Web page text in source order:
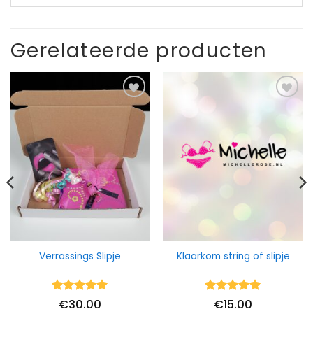
Gerelateerde producten
Verrassings Slipje
Waardering
uit 5
€30.00
Klaarkom string of slipje
Waardering
uit 5
€15.00